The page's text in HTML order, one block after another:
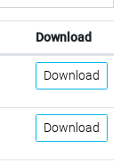
Download
Download
Download